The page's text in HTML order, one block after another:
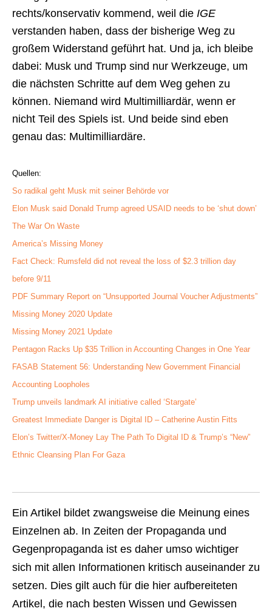
rechts/konservativ kommend, weil die IGE
verstanden haben, dass der bisherige Weg zu
großem Widerstand geführt hat. Und ja, ich bleibe
dabei: Musk und Trump sind nur Werkzeuge, um
die nächsten Schritte auf dem Weg gehen zu
können. Niemand wird Multimilliardär, wenn er
nicht Teil des Spiels ist. Und beide sind eben
genau das: Multimilliardäre.
Quellen:
So radikal geht Musk mit seiner Behörde vor
Elon Musk said Donald Trump agreed USAID needs to be ‘shut down’
The War On Waste
America’s Missing Money
Fact Check: Rumsfeld did not reveal the loss of $2.3 trillion day
before 9/11
PDF Summary Report on “Unsupported Journal Voucher Adjustments”
Missing Money 2020 Update
Missing Money 2021 Update
Pentagon Racks Up $35 Trillion in Accounting Changes in One Year
FASAB Statement 56: Understanding New Government Financial
Accounting Loopholes
Trump unveils landmark AI initiative called ‘Stargate’
Greatest Immediate Danger is Digital ID – Catherine Austin Fitts
Elon’s Twitter/X-Money Lay The Path To Digital ID & Trump’s “New”
Ethnic Cleansing Plan For Gaza
Ein Artikel bildet zwangsweise die Meinung eines
Einzelnen ab. In Zeiten der Propaganda und
Gegenpropaganda ist es daher umso wichtiger
sich mit allen Informationen kritisch auseinander zu
setzen. Dies gilt auch für die hier aufbereiteten
Artikel, die nach besten Wissen und Gewissen